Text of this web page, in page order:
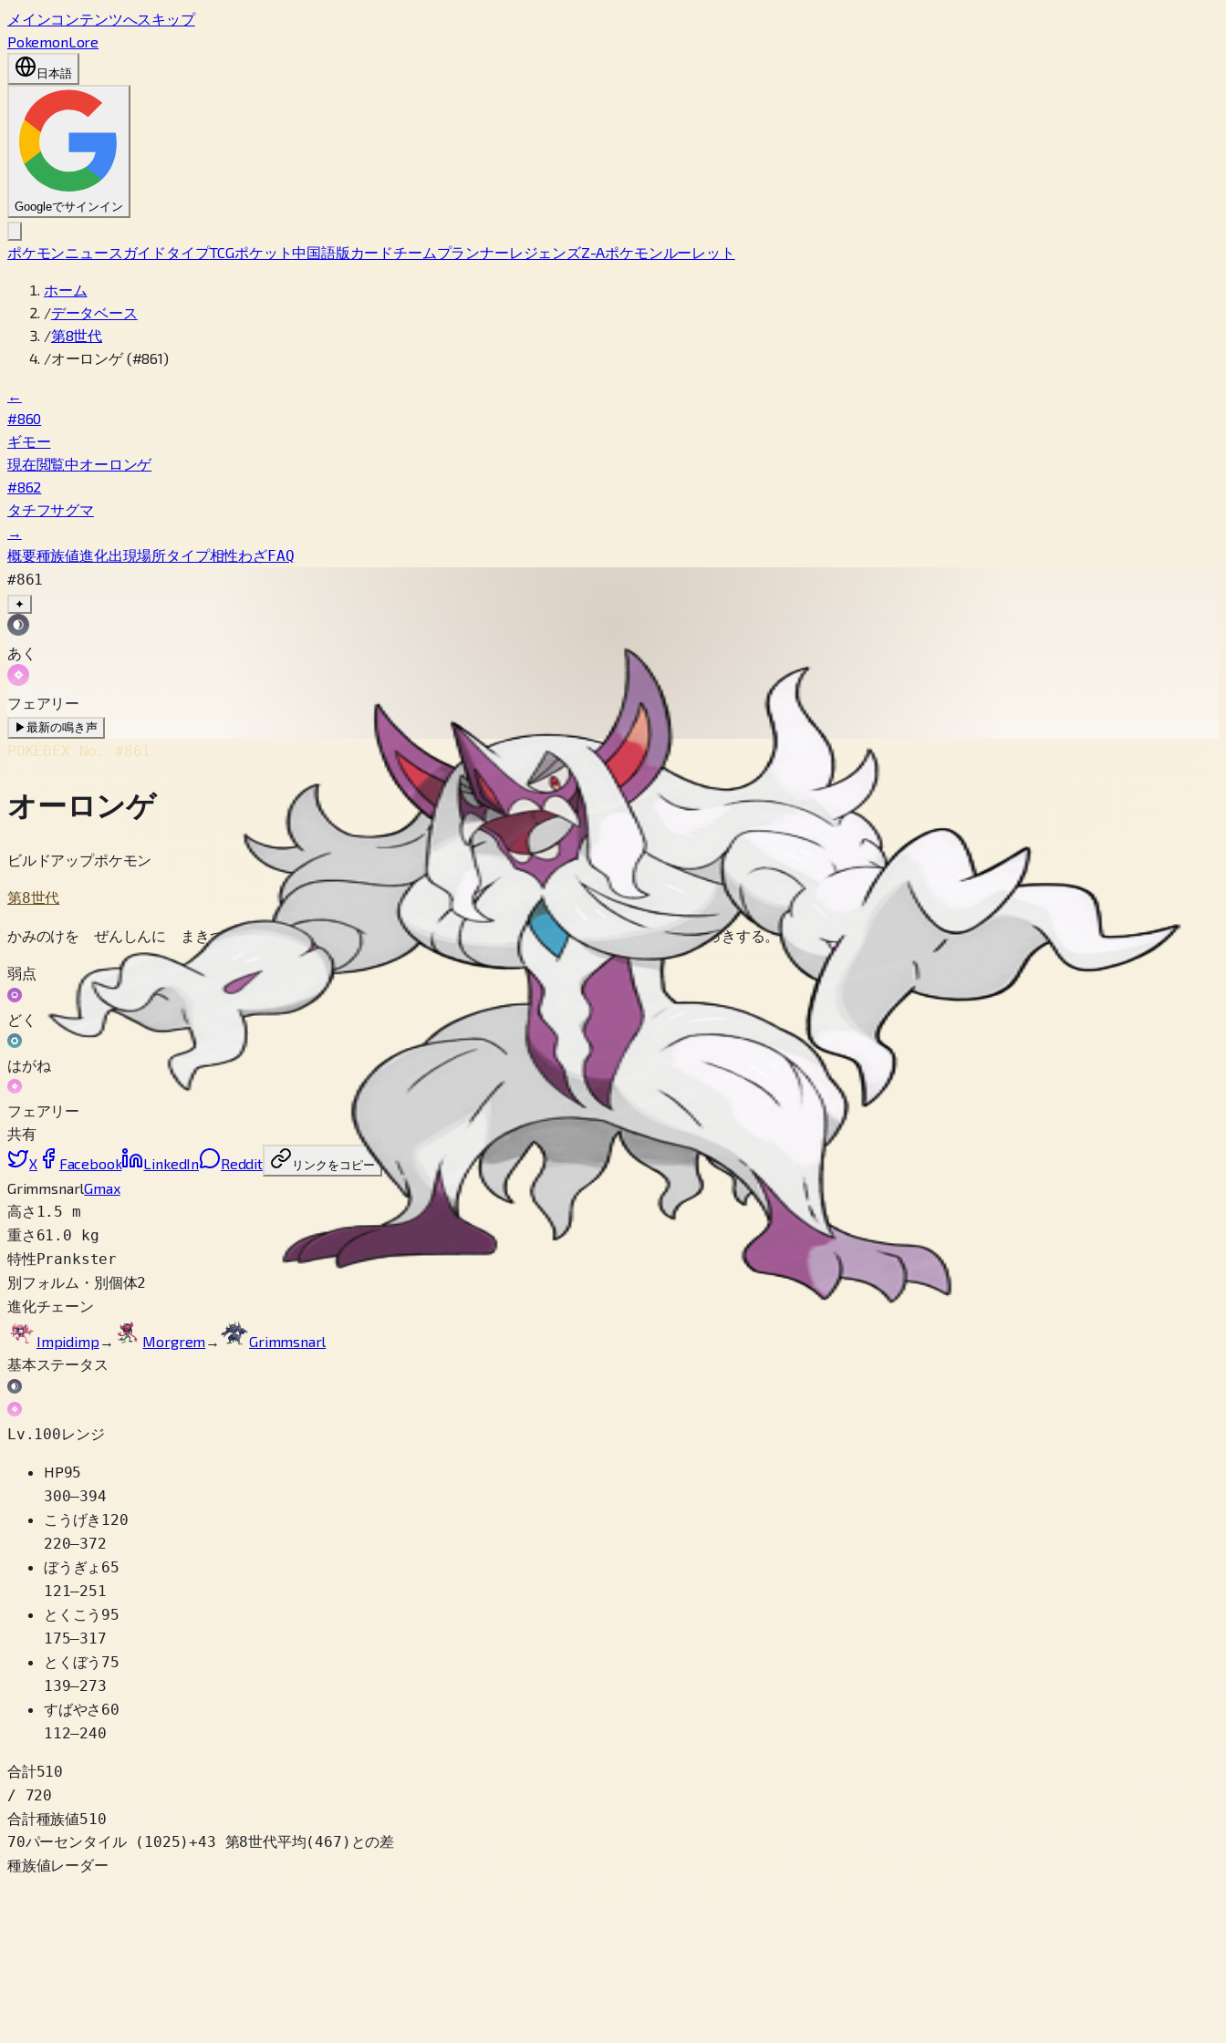
メインコンテンツへスキップ
PokemonLore
日本語
Googleでサインイン
ポケモンニュース ガイド タイプTCGポケット中国語版カードチームプランナーレジェンズZ-Aポケモンルーレット
ホーム
/データベース
/第8世代
/オーロンゲ (#861)
←
#860
ギモー
現在閲覧中オーロンゲ
#862
タチフサグマ
→
概要種族値進化出現場所タイプ相性わざFAQ
#861
✦
あく
フェアリー
▶最新の鳴き声
POKÉDEX No. #861
オーロンゲ
ビルドアップポケモン
第8世代
かみのけを ぜんしんに まきつけると きんりょくが アップ。 カイリキーを ねじふせる パワーを はっきする。
弱点
どく
はがね
フェアリー
共有
X
Facebook LinkedIn Reddit リンクをコピー
GrimmsnarlGmax
高さ 1.5 m
重さ 61.0 kg
特性Prankster
別フォルム・別個体2
進化チェーン
Impidimp → Morgrem→
Grimmsnarl
基本ステータス
Lv.100レンジ
HP95
300–394
こうげき 120
220–372
ぼうぎょ 65
121–251
とくこう 95
175–317
とくぼう 75
139–273
すばやさ 60
112–240
合計510
/ 720
合計種族値510
70パーセンタイル
( 1025)+43 第8世代平均(467)との差
種族値レーダー